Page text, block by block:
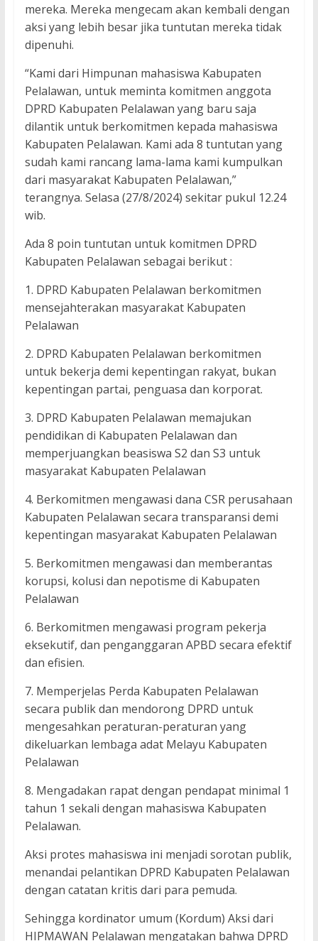
mereka. Mereka mengecam akan kembali dengan
aksi yang lebih besar jika tuntutan mereka tidak
dipenuhi.
“Kami dari Himpunan mahasiswa Kabupaten
Pelalawan, untuk meminta komitmen anggota
DPRD Kabupaten Pelalawan yang baru saja
dilantik untuk berkomitmen kepada mahasiswa
Kabupaten Pelalawan. Kami ada 8 tuntutan yang
sudah kami rancang lama-lama kami kumpulkan
dari masyarakat Kabupaten Pelalawan,”
terangnya. Selasa (27/8/2024) sekitar pukul 12.24
wib.
Ada 8 poin tuntutan untuk komitmen DPRD
Kabupaten Pelalawan sebagai berikut :
1. DPRD Kabupaten Pelalawan berkomitmen
mensejahterakan masyarakat Kabupaten
Pelalawan
2. DPRD Kabupaten Pelalawan berkomitmen
untuk bekerja demi kepentingan rakyat, bukan
kepentingan partai, penguasa dan korporat.
3. DPRD Kabupaten Pelalawan memajukan
pendidikan di Kabupaten Pelalawan dan
memperjuangkan beasiswa S2 dan S3 untuk
masyarakat Kabupaten Pelalawan
4. Berkomitmen mengawasi dana CSR perusahaan
Kabupaten Pelalawan secara transparansi demi
kepentingan masyarakat Kabupaten Pelalawan
5. Berkomitmen mengawasi dan memberantas
korupsi, kolusi dan nepotisme di Kabupaten
Pelalawan
6. Berkomitmen mengawasi program pekerja
eksekutif, dan penganggaran APBD secara efektif
dan efisien.
7. Memperjelas Perda Kabupaten Pelalawan
secara publik dan mendorong DPRD untuk
mengesahkan peraturan-peraturan yang
dikeluarkan lembaga adat Melayu Kabupaten
Pelalawan
8. Mengadakan rapat dengan pendapat minimal 1
tahun 1 sekali dengan mahasiswa Kabupaten
Pelalawan.
Aksi protes mahasiswa ini menjadi sorotan publik,
menandai pelantikan DPRD Kabupaten Pelalawan
dengan catatan kritis dari para pemuda.
Sehingga kordinator umum (Kordum) Aksi dari
HIPMAWAN Pelalawan mengatakan bahwa DPRD